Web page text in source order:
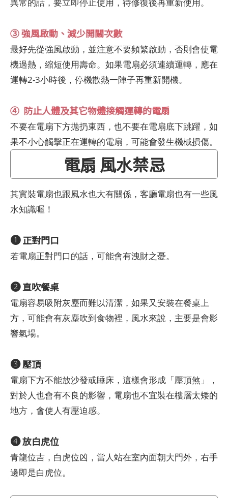
③ 強風啟動、減少開關次數
最好先從強風啟動，並注意不要頻繁啟動，否則會使電
機過熱，縮短使用壽命。如果電扇必須連續運轉，應在
運轉2-3小時後，停機散熱一陣子再重新開機。
④ 防止人體及其它物體接觸運轉的電扇
不要在電扇下方拋扔東西，也不要在電扇底下跳躍，如
果不小心觸擊正在運轉的電扇，可能會發生機械損傷。
電扇 風水禁忌
其實裝電扇也跟風水也大有關係，客廳電扇也有一些風
水知識喔！
❶正對門口
若電扇正對門口的話，可能會有洩財之憂。
❷直吹餐桌
電扇容易吸附灰塵而難以清潔，如果又安裝在餐桌上
方，可能會有灰塵吹到食物裡，風水來說，主要是會影
響氣場。
❸壓頂
電扇下方不能放沙發或睡床，這樣會形成「壓頂煞」，
對於人也會有不良的影響，電扇也不宜裝在樓層太矮的
地方，會使人有壓迫感。
❹放白虎位
青龍位吉，白虎位凶，當人站在室內面朝大門外，右手
邊即是白虎位。